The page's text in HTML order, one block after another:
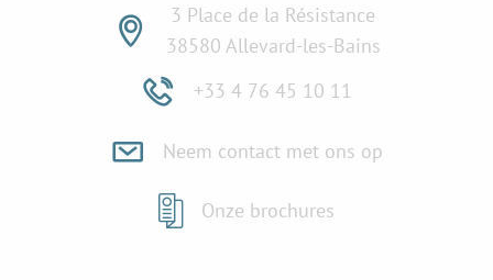
3 Place de la Résistance
38580 Allevard-les-Bains
+33 4 76 45 10 11
Neem contact met ons op
Onze brochures